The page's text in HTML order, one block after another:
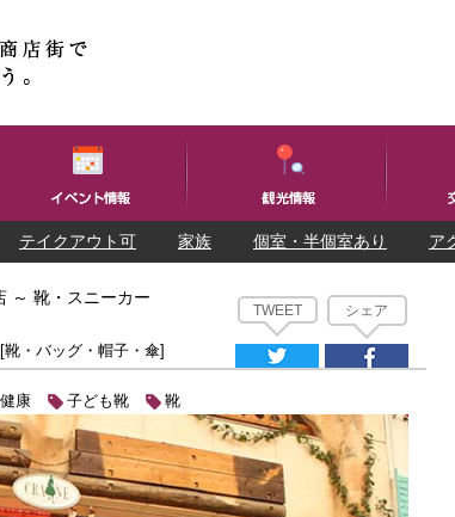
テイクアウト可 家族 個室・半個室あり ア
～ 靴・スニーカー
[靴・バッグ・帽子・傘]
TWEET シェア
健康 子ども靴 靴